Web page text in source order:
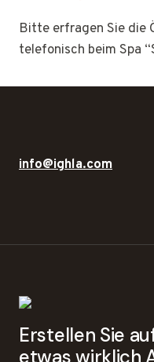
Bitte erfragen Sie die
telefonisch beim Spa
info@ighla.com
Erstellen Sie
etwas wirklich